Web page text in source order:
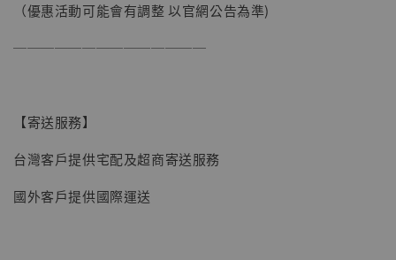
（優惠活動可能會有調整 以官網公告為準)
──────────────
【寄送服務】
台灣客戶提供宅配及超商寄送服務
國外客戶提供國際運送